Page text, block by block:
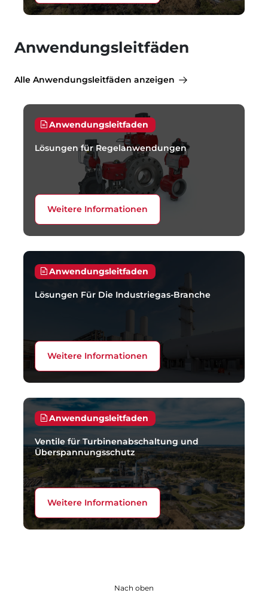
Anwendungsleitfäden
Alle Anwendungsleitfäden anzeigen
Anwendungsleitfaden
Lösungen für Regelanwendungen
Weitere Informationen
Anwendungsleitfaden
Lösungen Für Die Industriegas-Branche
Weitere Informationen
Anwendungsleitfaden
Ventile für Turbinenabschaltung und
Überspannungsschutz
Weitere Informationen
Nach oben